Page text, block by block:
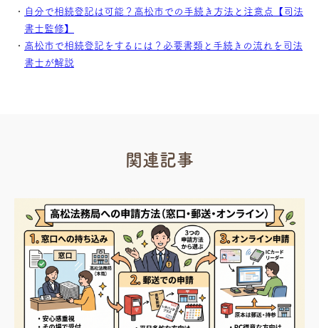
自分で相続登記は可能？高松市での手続き方法と注意点【司法
書士監修】
高松市で相続登記をするには？必要書類と手続きの流れを司法
書士が解説
関連記事